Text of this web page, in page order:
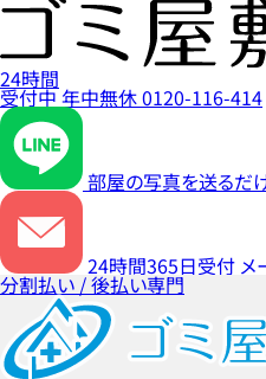
24時間
受付中年中無休0120-116-414
部屋の写真を送るだけ
24時間365日受付 メ
分割払い / 後払い専門